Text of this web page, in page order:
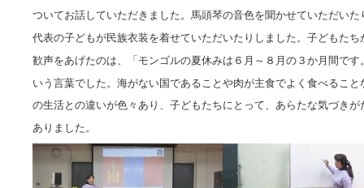
ついてお話していただきました。馬頭琴の音色を聞かせていただいた
代表の子どもが民族衣装を着せていただいたりしました。子どもたち
歓声をあげたのは、「モンゴルの夏休みは６月～８月の３か月間です
いう言葉でした。海がない国であることや肉が主食でよく食べること
の生活との違いが色々あり、子どもたちにとって、あらたな気づきが
ありました。